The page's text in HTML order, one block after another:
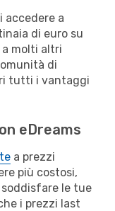
accedere a
di euro su
molti altri
di
tutti i vantaggi
eDreams
a prezzi
più costosi,
le tue
i prezzi last